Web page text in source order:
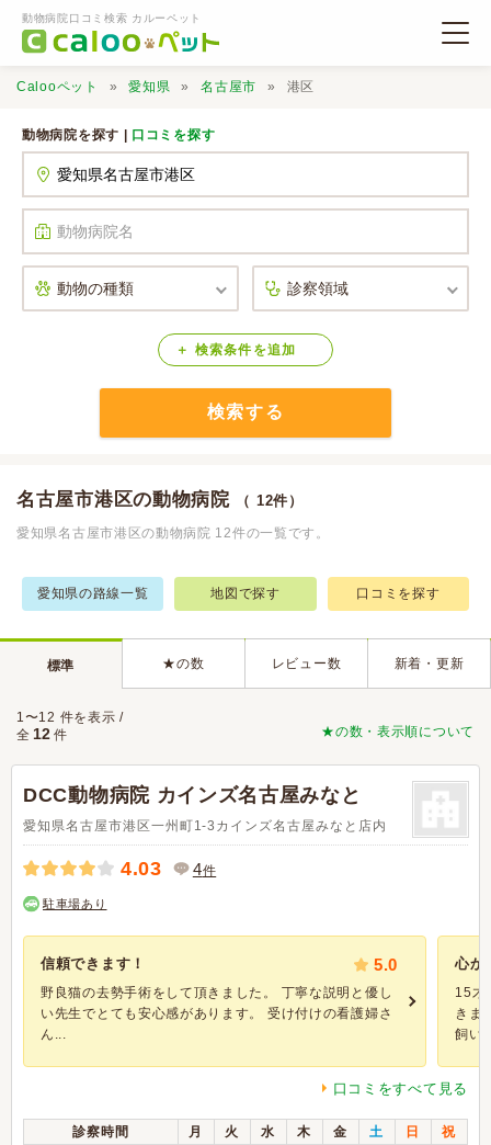
動物病院口コミ検索 カルーペット
口コミ検索
Calooペットとは？
Calooペット 愛知県 名古屋市 港区
動物病院を探す | 口コミを探す
検索条件 を追加
検索する
名古屋市港区の動物病院 （ 12件）
愛知県名古屋市港区の動物病院 12件の一覧です。
愛知県の路線一覧 地図で探す 口コミを探す
標準 ★の数 レビュー数 新着・更新
★の数・表示順について
1〜12 件を表示 /
全 12 件
DCC動物病院 カインズ名古屋みなと
愛知県名古屋市港区一州町1-3カインズ名古屋みなと店内
4.03 4件
駐車場あり
信頼できます！ 5.0
野良猫の去勢手術をして頂きました。 丁寧な説明と優し
い先生でとても安心感があります。 受け付けの看護婦さ
ん...
心か
15才
きま
飼い
口コミをすべて見る
診察時間 月 火 水 木 金 土 日
祝